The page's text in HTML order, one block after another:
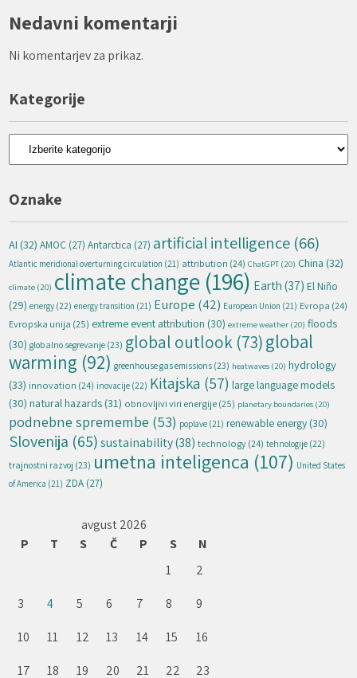
Nedavni komentarji
Ni komentarjev za prikaz.
Kategorije
Kategorije
Oznake
AI (32) AMOC (27) Antarctica (27) artificial intelligence (66)
Atlantic meridional overturning circulation (21) attribution (24) ChatGPT (20) China (32)
climate (20) climate change (196) Earth (37) El Niño
(29) energy (22) energy transition (21) Europe (42) European Union (21) Evropa (24)
Evropska unija (25) extreme event attribution (30) extreme weather (20) floods
(30) globalno segrevanje (23) global outlook (73)global
warming (92) greenhouse gas emissions (23) heatwaves (20) hydrology
(33) innovation (24) inovacije (22) Kitajska (57) large language models
(30) natural hazards (31) obnovljivi viri energije(25) planetary boundaries (20)
podnebne spremembe (53) poplave (21) renewable energy (30)
Slovenija (65) sustainability(38) technology(24) tehnologije (22)
trajnostni razvoj (23) umetna inteligenca (107) United States
of America (21) ZDA (27)
avgust 2026
P
T S Č P S
N
1
2
3
4 5 6 7 8
9
10
11 12 13 14 15
16
17
18 19 20 21 22 23